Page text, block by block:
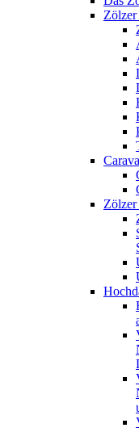
Zölzer